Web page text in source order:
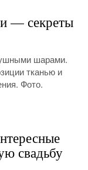
— секреты
шарами.
тканью и
Фото.
свадьбу